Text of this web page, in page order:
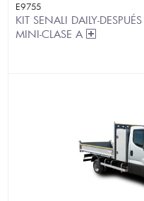
E9755
KIT SENALI DAILY-
MINI-CLASE A